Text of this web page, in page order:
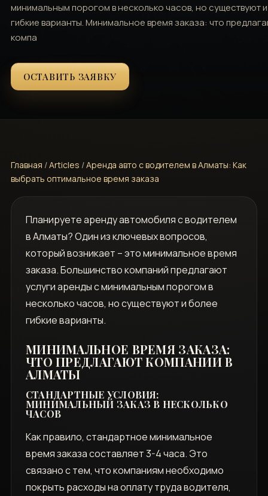
минимальным порогом в несколько часов, но существуют
гибкие варианты. Минимальное время заказа: что
компа
ОСТАВИТЬ ЗАЯВКУ
Главная /Articles /Аренда авто с водителем в Алматы: Как
выбрать оптимальное время заказа
Планируете аренду автомобиля с водителем
в Алматы? Один из ключевых вопросов,
который возникает – это минимальное время
заказа. Большинство компаний предлагают
услуги аренды с минимальным порогом в
несколько часов, но существуют и более
гибкие варианты.
МИНИМАЛЬНОЕ ВРЕМЯ ЗАКАЗА:
ЧТО ПРЕДЛАГАЮТ КОМПАНИИ В
АЛМАТЫ
СТАНДАРТНЫЕ УСЛОВИЯ:
МИНИМАЛЬНЫЙ ЗАКАЗ В НЕСКОЛЬКО
ЧАСОВ
Как правило, стандартное минимальное
время заказа составляет 3-4 часа. Это
связано с тем, что компаниям необходимо
покрыть расходы на оплату труда водителя,